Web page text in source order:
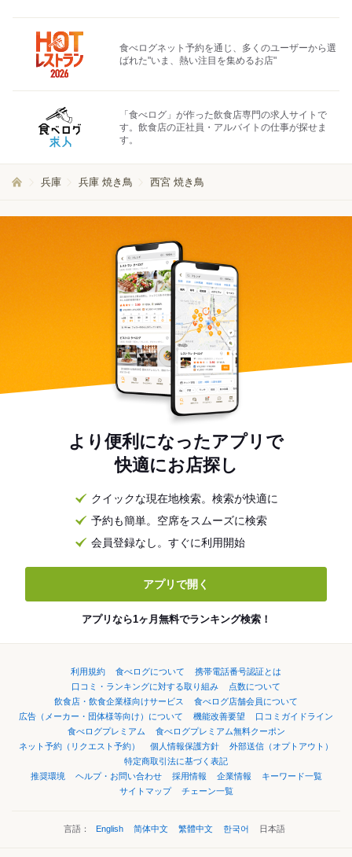
食べログネット予約を通じ、多くのユーザーから選
ばれた"いま、熱い注目を集めるお店"
「食べログ」が作った飲食店専門の求人サイトで
す。飲食店の正社員・アルバイトの仕事が探せま
す。
兵庫 兵庫 焼き鳥 西宮 焼き鳥
より便利になったアプリで
快適にお店探し
クイックな現在地検索。検索が快適に
予約も簡単。空席をスムーズに検索
会員登録なし。すぐに利用開始
アプリで開く
アプリなら1ヶ月無料でランキング検索！
利用規約 食べログについて
携帯電話番号認証とは
口コミ・ランキングに対する取り組み
点数について
飲食店・飲食企業様向けサービス
食べログ店舗会員について
広告（メーカー・団体様等向け）について
機能改善要望
口コミガイドライン
食べログプレミアム
食べログプレミアム無料クーポン
ネット予約（リクエスト予約）
個人情報保護方針
外部送信（オプトアウト）
特定商取引法に基づく表記
推奨環境
ヘルプ・お問い合わせ 採用情報 企業情報
キーワード一覧
サイトマップ
チェーン一覧
言語： English 简体中文 繁體中文 한국어 日本語